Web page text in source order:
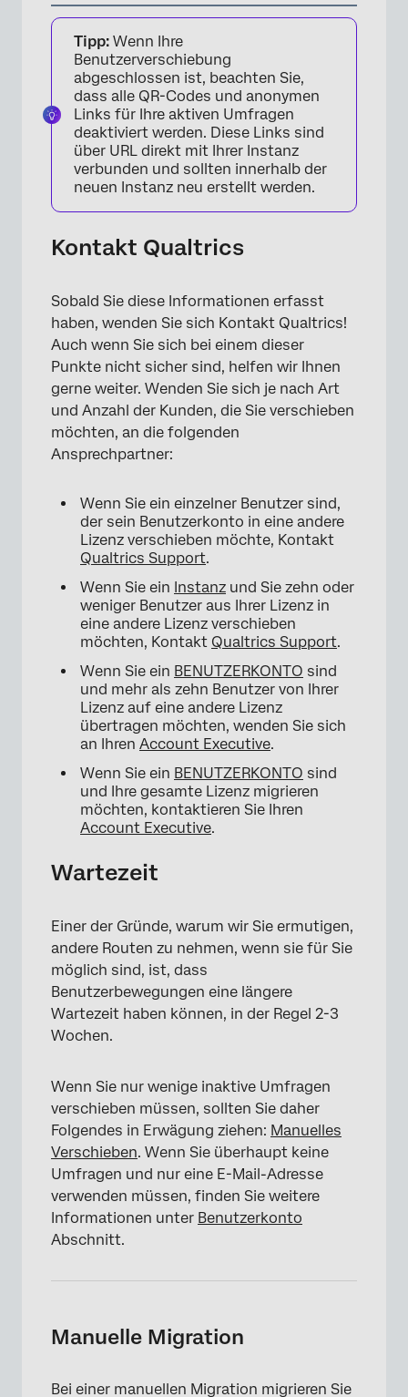
Tipp: Wenn Ihre
Benutzerverschiebung
abgeschlossen ist, beachten Sie,
dass alle QR-Codes und anonymen
Links für Ihre aktiven Umfragen
deaktiviert werden. Diese Links sind
über URL direkt mit Ihrer Instanz
verbunden und sollten innerhalb der
neuen Instanz neu erstellt werden.
Kontakt Qualtrics
Sobald Sie diese Informationen erfasst
haben, wenden Sie sich Kontakt Qualtrics!
Auch wenn Sie sich bei einem dieser
Punkte nicht sicher sind, helfen wir Ihnen
gerne weiter. Wenden Sie sich je nach Art
und Anzahl der Kunden, die Sie verschieben
möchten, an die folgenden
Ansprechpartner:
Wenn Sie ein einzelner Benutzer sind,
der sein Benutzerkonto in eine andere
Lizenz verschieben möchte, Kontakt
Qualtrics Support.
Wenn Sie ein Instanz und Sie zehn oder
weniger Benutzer aus Ihrer Lizenz in
eine andere Lizenz verschieben
möchten, Kontakt Qualtrics Support.
Wenn Sie ein BENUTZERKONTO sind
und mehr als zehn Benutzer von Ihrer
Lizenz auf eine andere Lizenz
übertragen möchten, wenden Sie sich
an Ihren Account Executive.
Wenn Sie ein BENUTZERKONTO sind
und Ihre gesamte Lizenz migrieren
möchten, kontaktieren Sie Ihren
Account Executive.
Wartezeit
Einer der Gründe, warum wir Sie ermutigen,
andere Routen zu nehmen, wenn sie für Sie
möglich sind, ist, dass
Benutzerbewegungen eine längere
Wartezeit haben können, in der Regel 2-3
Wochen.
Wenn Sie nur wenige inaktive Umfragen
verschieben müssen, sollten Sie daher
Folgendes in Erwägung ziehen: Manuelles
Verschieben. Wenn Sie überhaupt keine
Umfragen und nur eine E-Mail-Adresse
verwenden müssen, finden Sie weitere
Informationen unter Benutzerkonto
Abschnitt.
Manuelle Migration
Bei einer manuellen Migration migrieren Sie